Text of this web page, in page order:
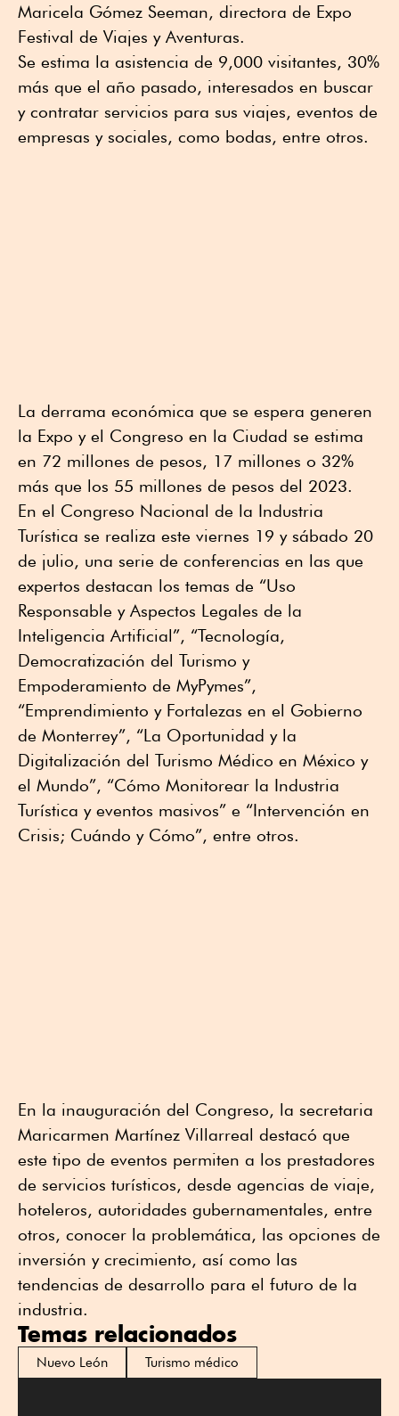
Maricela Gómez Seeman, directora de Expo
Festival de Viajes y Aventuras.
Se estima la asistencia de 9,000 visitantes, 30%
más que el año pasado, interesados en buscar
y contratar servicios para sus viajes, eventos de
empresas y sociales, como bodas, entre otros.
La derrama económica que se espera generen
la Expo y el Congreso en la Ciudad se estima
en 72 millones de pesos, 17 millones o 32%
más que los 55 millones de pesos del 2023.
En el Congreso Nacional de la Industria
Turística se realiza este viernes 19 y sábado 20
de julio, una serie de conferencias en las que
expertos destacan los temas de “Uso
Responsable y Aspectos Legales de la
Inteligencia Artificial”, “Tecnología,
Democratización del Turismo y
Empoderamiento de MyPymes”,
“Emprendimiento y Fortalezas en el Gobierno
de Monterrey”, “La Oportunidad y la
Digitalización del Turismo Médico en México y
el Mundo”, “Cómo Monitorear la Industria
Turística y eventos masivos” e “Intervención en
Crisis; Cuándo y Cómo”, entre otros.
En la inauguración del Congreso, la secretaria
Maricarmen Martínez Villarreal destacó que
este tipo de eventos permiten a los prestadores
de servicios turísticos, desde agencias de viaje,
hoteleros, autoridades gubernamentales, entre
otros, conocer la problemática, las opciones de
inversión y crecimiento, así como las
tendencias de desarrollo para el futuro de la
industria.
Temas relacionados
Nuevo León Turismo médico